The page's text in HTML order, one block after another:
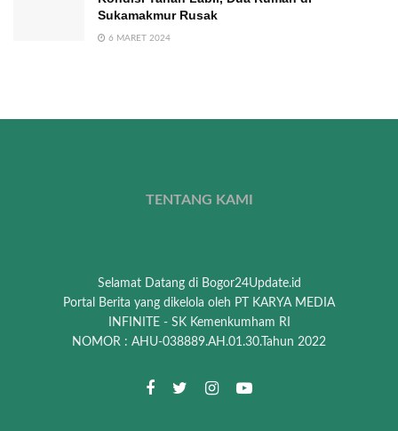
Sukamakmur Rusak
6 MARET 2024
TENTANG KAMI
Selamat Datang di Bogor24Update.id
Portal Berita yang dikelola oleh PT KARYA MEDIA
INFINITE - SK Kemenkumham RI
NOMOR : AHU-038889.AH.01.30.Tahun 2022